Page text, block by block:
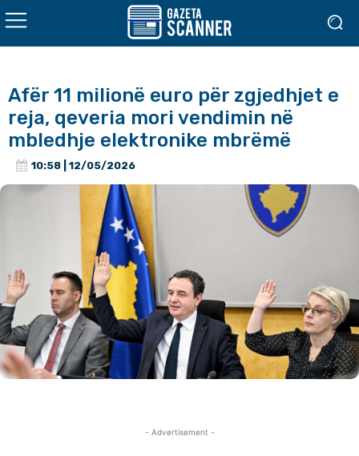
Afër 11 milionë euro për zgjedhjet e
reja, qeveria mori vendimin në
mbledhje elektronike mbrëmë
10:58 | 12/05/2026
- Advertisement -